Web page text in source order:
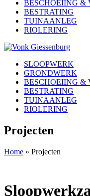
BESCHOEIING &
BESTRATING
TUINAANLEG
RIOLERING
SLOOPWERK
GRONDWERK
BESCHOEIING &
BESTRATING
TUINAANLEG
RIOLERING
Projecten
Home » Projecten